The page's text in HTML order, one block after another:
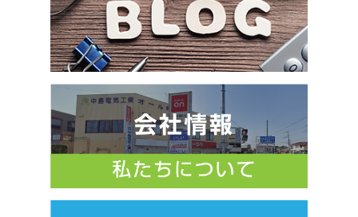
2026年5月休業日のお知らせ
2026.03.26 お知らせ
住宅省エネ2026 給湯省エネ・先進的窓リノベ
2026.03.25 お知らせ
2026年4月休業日のお知らせ